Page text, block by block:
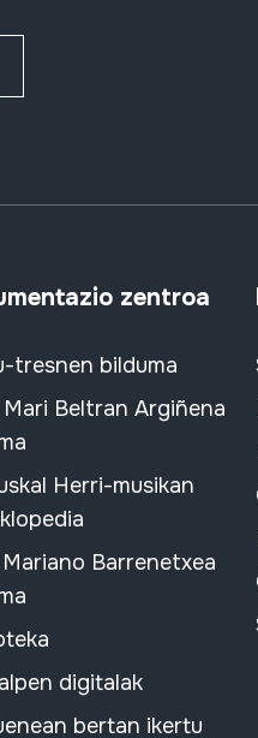
zentroa
tresnen bilduma
Beltran Argiñena
Herri-musikan
Barrenetxea
digitalak
bertan ikertu